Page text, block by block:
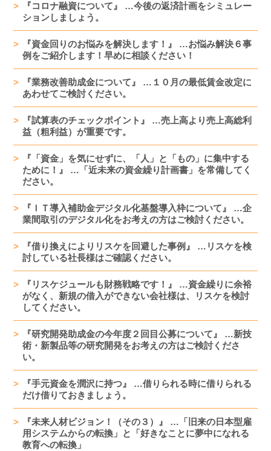
『コロナ融資について』 …今後の返済計画をシミュレー
ションしましょう。
『資金回りのお悩みを解決します！』 …お悩み解決６事
例をご紹介します！早めに相談ください！
『業務改善助成金について』 …１０月の最低賃金改定に
あわせてご検討ください。
『試算表のチェックポイント』 …売上高より売上高総利
益（粗利益）が重要です。
『「資金」を気にせずに、「人」と「もの」に集中する
ために！』 …「近未来の資金繰り計画書」を常備してく
ださい。
『ＩＴ導入補助金デジタル化基盤導入枠について』 …企
業間取引のデジタル化をお考えの方はご検討ください。
『借り換えによりリスケを回避した事例』 …リスケを検
討している社長様はご確認ください。
『リスケジュールも財務戦略です！』 …資金繰りに余裕
がなく、新規の借入ができない会社様は、リスケを検討
してください。
『研究開発助成金の今年度２回目公募について』 …新技
術・新製品等の研究開発をお考えの方はご検討くださ
い。
『手元資金を潤沢に持つ』 …借りられる時に借りられる
だけ借りておきましょう。
『未来人材ビジョン！（その３）』 …「旧来の日本型雇
用システムからの転換」と「好きなことに夢中になれる
教育への転換」